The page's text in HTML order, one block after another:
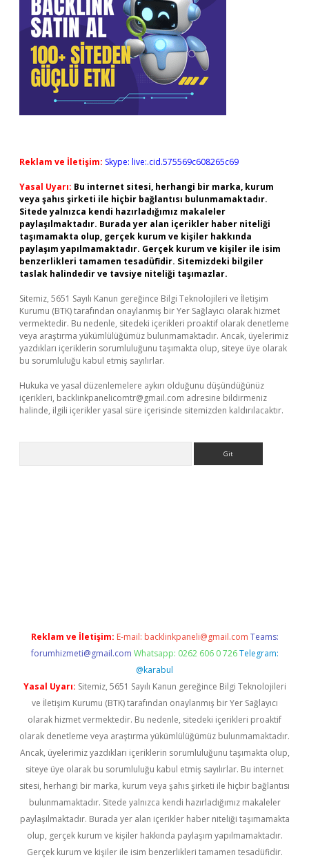
Reklam ve İletişim: Skype: live:.cid.575569c608265c69
Yasal Uyarı: Bu internet sitesi, herhangi bir marka, kurum
veya şahıs şirketi ile hiçbir bağlantısı bulunmamaktadır.
Sitede yalnızca kendi hazırladığımız makaleler
paylaşılmaktadır. Burada yer alan içerikler haber niteliği
taşımamakta olup, gerçek kurum ve kişiler hakkında
paylaşım yapılmamaktadır. Gerçek kurum ve kişiler ile isim
benzerlikleri tamamen tesadüfidir. Sitemizdeki bilgiler
taslak halindedir ve tavsiye niteliği taşımazlar.
Sitemiz, 5651 Sayılı Kanun gereğince Bilgi Teknolojileri ve İletişim
Kurumu (BTK) tarafından onaylanmış bir Yer Sağlayıcı olarak hizmet
vermektedir. Bu nedenle, sitedeki içerikleri proaktif olarak denetleme
veya araştırma yükümlülüğümüz bulunmamaktadır. Ancak, üyelerimiz
yazdıkları içeriklerin sorumluluğunu taşımakta olup, siteye üye olarak
bu sorumluluğu kabul etmiş sayılırlar.
Hukuka ve yasal düzenlemelere aykırı olduğunu düşündüğünüz
içerikleri, backlinkpanelicomtr@gmail.com adresine bildirmeniz
halinde, ilgili içerikler yasal süre içerisinde sitemizden kaldırılacaktır.
Reklam ve İletişim: E-mail: backlinkpaneli@gmail.com Teams:
forumhizmeti@gmail.com Whatsapp: 0262 606 0 726 Telegram:
@karabul
Yasal Uyarı: Sitemiz, 5651 Sayılı Kanun gereğince Bilgi Teknolojileri
ve İletişim Kurumu (BTK) tarafından onaylanmış bir Yer Sağlayıcı
olarak hizmet vermektedir. Bu nedenle, sitedeki içerikleri proaktif
olarak denetleme veya araştırma yükümlülüğümüz bulunmamaktadır.
Ancak, üyelerimiz yazdıkları içeriklerin sorumluluğunu taşımakta olup,
siteye üye olarak bu sorumluluğu kabul etmiş sayılırlar. Bu internet
sitesi, herhangi bir marka, kurum veya şahıs şirketi ile hiçbir bağlantısı
bulunmamaktadır. Sitede yalnızca kendi hazırladığımız makaleler
paylaşılmaktadır. Burada yer alan içerikler haber niteliği taşımamakta
olup, gerçek kurum ve kişiler hakkında paylaşım yapılmamaktadır.
Gerçek kurum ve kişiler ile isim benzerlikleri tamamen tesadüfidir.